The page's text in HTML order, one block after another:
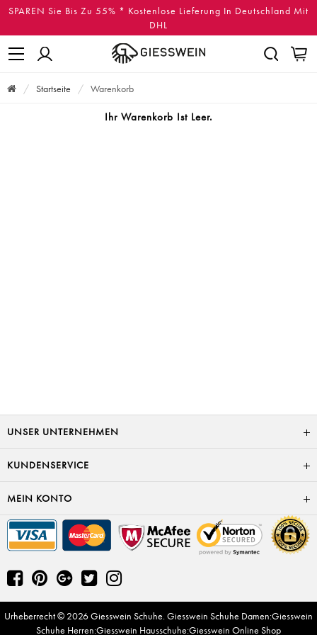
SPAREN Sie Bis Zu 55% * Kostenlose Lieferung In Deutschland Mit
DHL
Startseite Warenkorb
Ihr Warenkorb Ist Leer.
UNSER UNTERNEHMEN
KUNDENSERVICE
MEIN KONTO
Urheberrecht © 2026Giesswein Schuhe.Giesswein Schuhe Damen:Giesswein
Schuhe Herren:Giesswein Hausschuhe:Giesswein Online Shop